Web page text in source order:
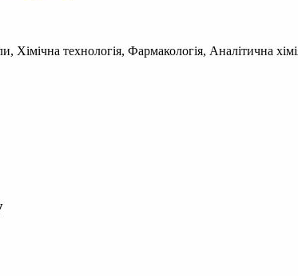
Хімічна технологія, Фармакологія, Аналітична